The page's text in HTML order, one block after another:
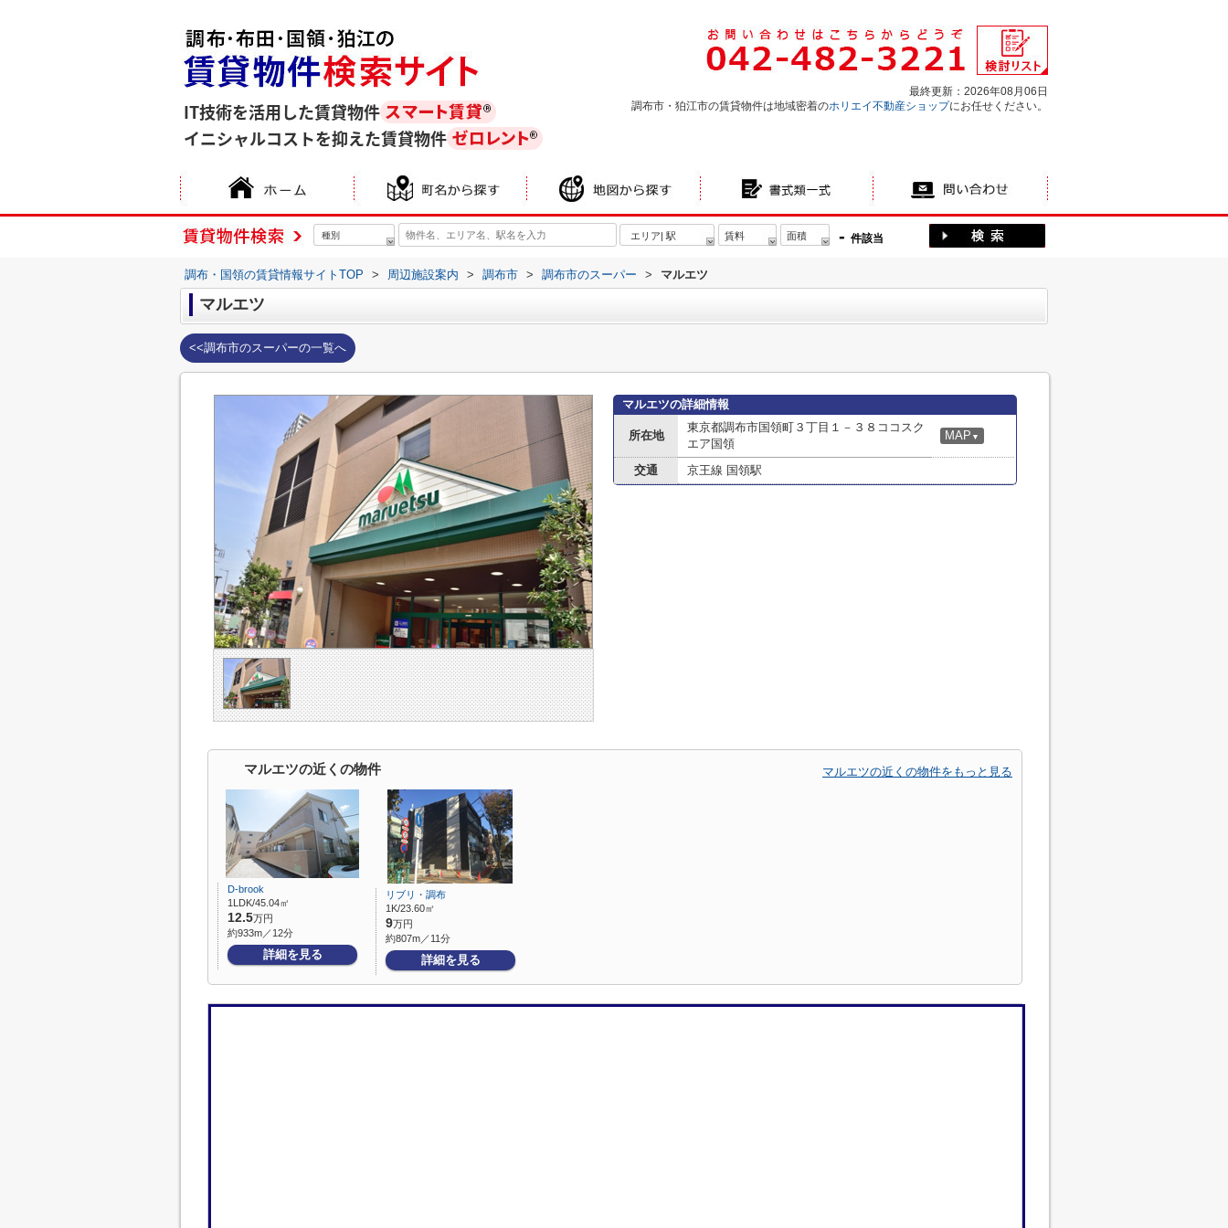
IT技術を活用した賃貸物件
イニシャルコストを抑えた賃貸物件
最終更新：2026年08月06日
調布市・狛江市の賃貸物件は地域密着のホリエイ不動産ショップにお任せください。
種別 エリア| 駅 賃料 面積 - 件該当
調布・国領の賃貸情報サイトTOP > 周辺施設案内 > 調布市 > 調布市のスーパー > マルエツ
マルエツ
<<調布市のスーパーの一覧へ
マルエツの詳細情報
所在地
東京都調布市国領町３丁目１－３８ココスク
エア国領
MAP ▼
交通 京王線 国領駅
マルエツの近くの物件 マルエツの近くの物件をもっと見る
D-brook
1LDK/45.04㎡
12.5万円
約933m／12分
詳細を見る
リブリ・調布
1K/23.60㎡
9万円
約807m／11分
詳細を見る